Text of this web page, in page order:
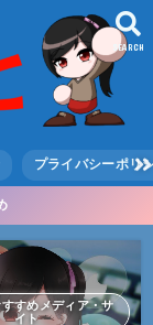
SEARCH
プライバシーポリ
すめメディア・サ
イト